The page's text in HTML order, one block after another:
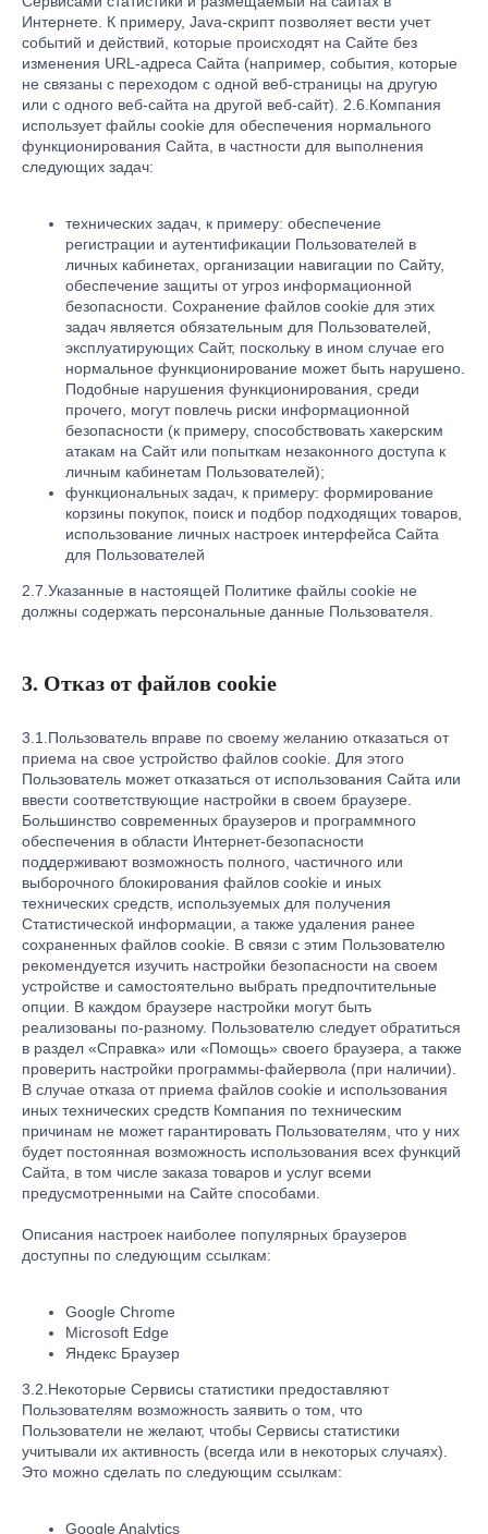
Интернете. К примеру, Java-скрипт позволяет вести учет
событий и действий, которые происходят на Сайте без
изменения URL-адреса Сайта (например, события, которые
не связаны с переходом с одной веб-страницы на другую
или с одного веб-сайта на другой веб-сайт). 2.6.Компания
использует файлы cookie для обеспечения нормального
функционирования Сайта, в частности для выполнения
следующих задач:
технических задач, к примеру: обеспечение
регистрации и аутентификации Пользователей в
личных кабинетах, организации навигации по Сайту,
обеспечение защиты от угроз информационной
безопасности. Сохранение файлов cookie для этих
задач является обязательным для Пользователей,
эксплуатирующих Сайт, поскольку в ином случае его
нормальное функционирование может быть нарушено.
Подобные нарушения функционирования, среди
прочего, могут повлечь риски информационной
безопасности (к примеру, способствовать хакерским
атакам на Сайт или попыткам незаконного доступа к
личным кабинетам Пользователей);
функциональных задач, к примеру: формирование
корзины покупок, поиск и подбор подходящих товаров,
использование личных настроек интерфейса Сайта
для Пользователей
2.7.Указанные в настоящей Политике файлы cookie не
должны содержать персональные данные Пользователя.
3. Отказ от файлов cookie
3.1.Пользователь вправе по своему желанию отказаться от
приема на свое устройство файлов cookie. Для этого
Пользователь может отказаться от использования Сайта или
ввести соответствующие настройки в своем браузере.
Большинство современных браузеров и программного
обеспечения в области Интернет-безопасности
поддерживают возможность полного, частичного или
выборочного блокирования файлов cookie и иных
технических средств, используемых для получения
Статистической информации, а также удаления ранее
сохраненных файлов cookie. В связи с этим Пользователю
рекомендуется изучить настройки безопасности на своем
устройстве и самостоятельно выбрать предпочтительные
опции. В каждом браузере настройки могут быть
реализованы по-разному. Пользователю следует обратиться
в раздел «Справка» или «Помощь» своего браузера, а также
проверить настройки программы-файервола (при наличии).
В случае отказа от приема файлов cookie и использования
иных технических средств Компания по техническим
причинам не может гарантировать Пользователям, что у них
будет постоянная возможность использования всех функций
Сайта, в том числе заказа товаров и услуг всеми
предусмотренными на Сайте способами.
Описания настроек наиболее популярных браузеров
доступны по следующим ссылкам:
Google Chrome
Microsoft Edge
Яндекс Браузер
3.2.Некоторые Сервисы статистики предоставляют
Пользователям возможность заявить о том, что
Пользователи не желают, чтобы Сервисы статистики
учитывали их активность (всегда или в некоторых случаях).
Это можно сделать по следующим ссылкам:
Google Analytics
8 800 777-34-12